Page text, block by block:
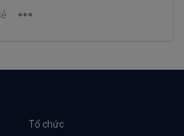
Tổ chức